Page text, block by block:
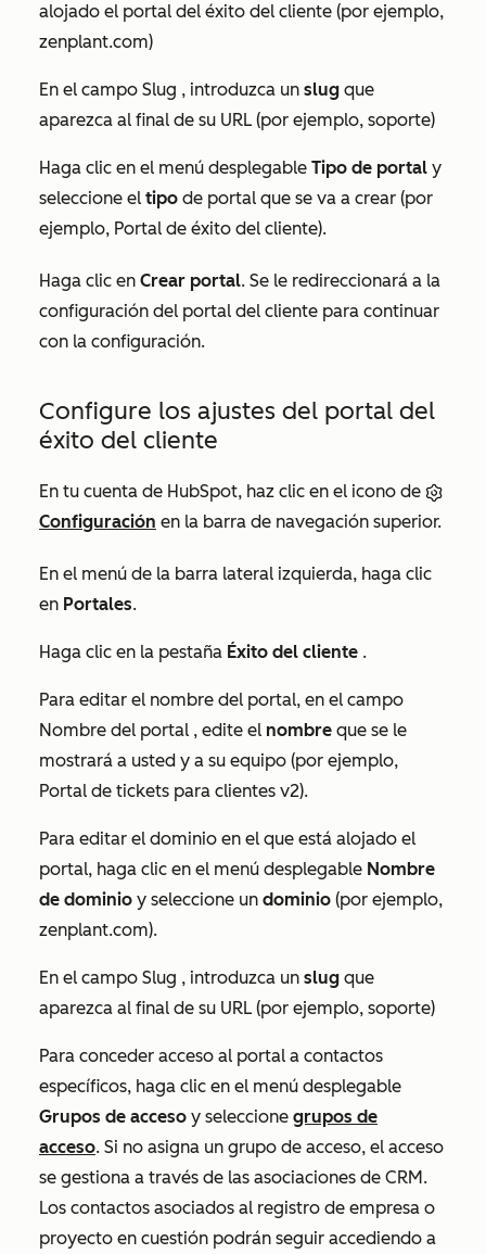
alojado el portal del éxito del cliente (por ejemplo,
zenplant.com)
En el campo Slug , introduzca un slug que
aparezca al final de su URL (por ejemplo, soporte)
Haga clic en el menú desplegable Tipo de portal y
seleccione el tipo de portal que se va a crear (por
ejemplo, Portal de éxito del cliente).
Haga clic en Crear portal. Se le redireccionará a la
configuración del portal del cliente para continuar
con la configuración.
Configure los ajustes del portal del
éxito del cliente
En tu cuenta de HubSpot, haz clic en el icono de
Configuración en la barra de navegación superior.
En el menú de la barra lateral izquierda, haga clic
en Portales.
Haga clic en la pestaña Éxito del cliente .
Para editar el nombre del portal, en el campo
Nombre del portal , edite el nombre que se le
mostrará a usted y a su equipo (por ejemplo,
Portal de tickets para clientes v2).
Para editar el dominio en el que está alojado el
portal, haga clic en el menú desplegable Nombre
de dominio y seleccione un dominio (por ejemplo,
zenplant.com).
En el campo Slug , introduzca un slug que
aparezca al final de su URL (por ejemplo, soporte)
Para conceder acceso al portal a contactos
específicos, haga clic en el menú desplegable
Grupos de acceso y seleccione grupos de
acceso. Si no asigna un grupo de acceso, el acceso
se gestiona a través de las asociaciones de CRM.
Los contactos asociados al registro de empresa o
proyecto en cuestión podrán seguir accediendo a